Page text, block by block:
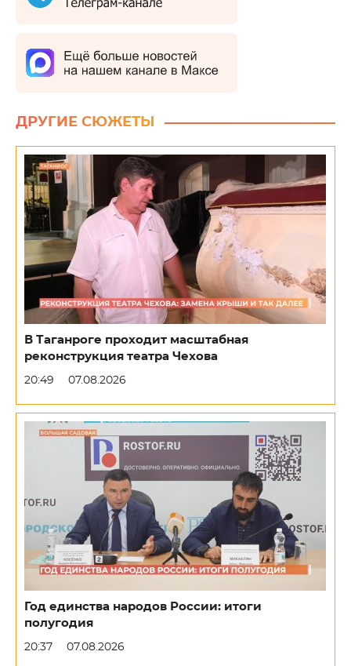
ДРУГИЕ СЮЖЕТЫ
В Таганроге проходит масштабная
реконструкция театра Чехова
20:49 07.08.2026
Год единства народов России: итоги
полугодия
20:37 07.08.2026